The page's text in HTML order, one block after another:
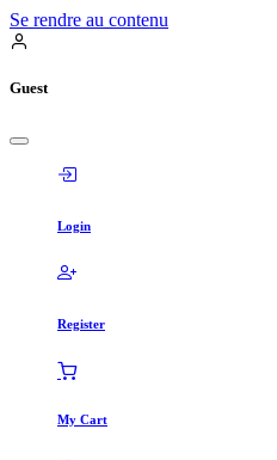
Se rendre au contenu
Guest
Login
Register
My Cart